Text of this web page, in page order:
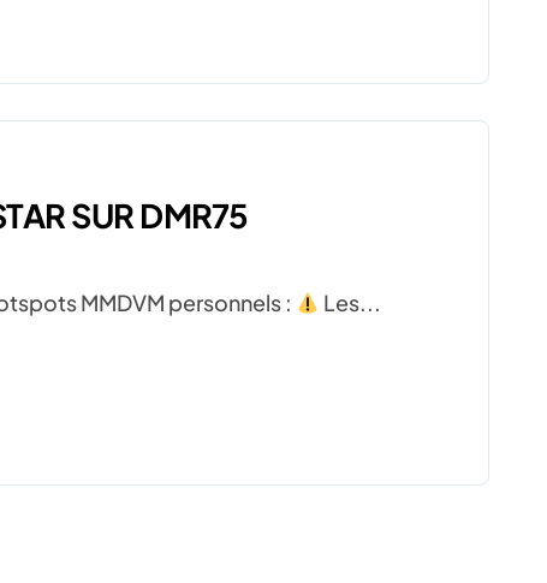
SUR DMR75
MMDVM personnels : Les...